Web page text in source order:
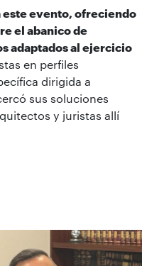
este evento, ofreciendo
el abanico de
adaptados al ejercicio
en perfiles
dirigida a
sus soluciones
y juristas allí